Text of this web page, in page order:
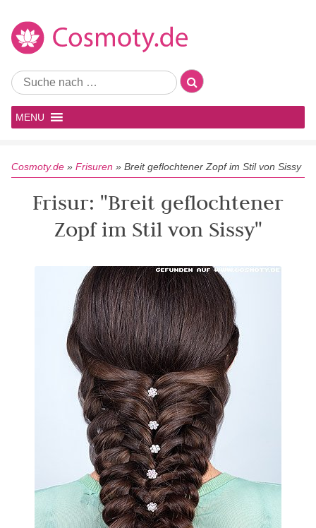
MENU
Cosmoty.de » Frisuren » Breit geflochtener Zopf im Stil von Sissy
Frisur: "Breit geflochtener
Zopf im Stil von Sissy"